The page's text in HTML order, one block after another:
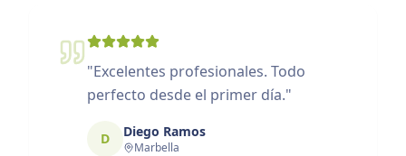
"Excelentes profesionales. Todo
perfecto desde el primer día."
D Diego Ramos
Marbella